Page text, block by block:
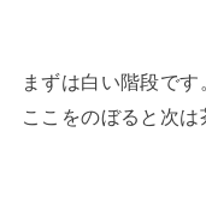
まずは白い階段です
ここをのぼると次は